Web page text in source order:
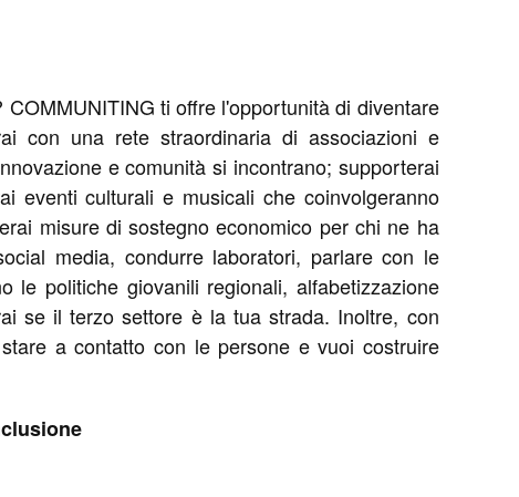
ti offre l'opportunità di diventare
con una rete straordinaria di associazioni e
e comunità si incontrano; supporterai
eventi culturali e musicali che coinvolgeranno
misure di sostegno economico per chi ne ha
media, condurre laboratori, parlare con le
le politiche giovanili regionali, alfabetizzazione
se il terzo settore è la tua strada. Inoltre, con
a contatto con le persone e vuoi costruire